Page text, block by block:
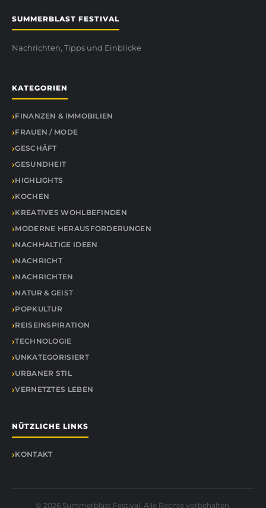
SUMMERBLAST FESTIVAL
Nachrichten, Tipps und Einblicke
KATEGORIEN
FINANZEN & IMMOBILIEN
FRAUEN / MODE
GESCHÄFT
GESUNDHEIT
HIGHLIGHTS
KOCHEN
KREATIVES WOHLBEFINDEN
MODERNE HERAUSFORDERUNGEN
NACHHALTIGE IDEEN
NACHRICHT
NACHRICHTEN
NATUR & GEIST
POPKULTUR
REISEINSPIRATION
TECHNOLOGIE
UNKATEGORISIERT
URBANER STIL
VERNETZTES LEBEN
NÜTZLICHE LINKS
KONTAKT
© 2026 Summerblast Festival. Alle Rechte vorbehalten.